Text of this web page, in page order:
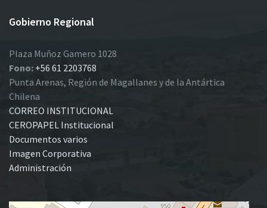
Gobierno Regional
Plaza Muñoz Gamero 1028
Fono: +56 61 2203768
Punta Arenas, Región de Magallanes y de la Antártica
Chilena
CORREO INSTITUCIONAL
CEROPAPEL Institucional
Documentos varios
Imagen Corporativa
Administración